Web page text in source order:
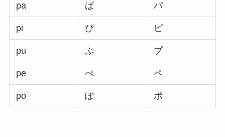
pa ぱ パ
pi ぴ ピ
pu ぷ プ
pe ぺ ペ
po ぽ ポ